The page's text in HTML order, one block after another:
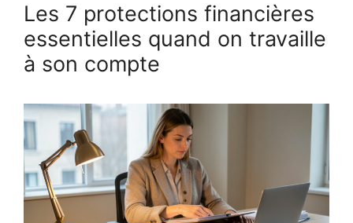
Les 7 protections financières
essentielles quand on travaille
à son compte